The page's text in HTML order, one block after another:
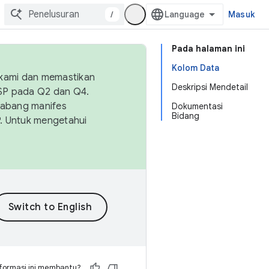
/ Masuk
Pada halaman ini
Kolom Data
Deskripsi Mendetail
Dokumentasi
Bidang
dan memastikan
pada Q2 dan Q4.
manifes
Untuk mengetahui